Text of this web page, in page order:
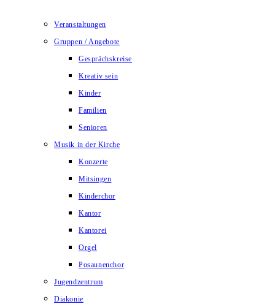
Veranstaltungen
Gruppen / Angebote
Gesprächskreise
Kreativ sein
Kinder
Familien
Senioren
Musik in der Kirche
Konzerte
Mitsingen
Kinderchor
Kantor
Kantorei
Orgel
Posaunenchor
Jugendzentrum
Diakonie